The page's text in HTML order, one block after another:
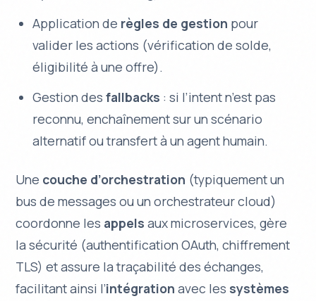
Application de règles de gestion pour
valider les actions (vérification de solde,
éligibilité à une offre).
Gestion desfallbacks : si l’intent n’est pas
reconnu, enchaînement sur un scénario
alternatif ou transfert à un agent humain.
Une couche d’orchestration (typiquement un
bus de messages ou un orchestrateur cloud)
coordonne les appels aux microservices, gère
la sécurité (authentification OAuth, chiffrement
TLS) et assure la traçabilité des échanges,
facilitant ainsi l’intégration avec les systèmes